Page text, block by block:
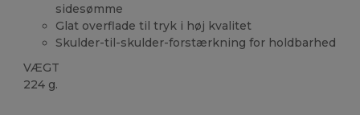
sidesømme
Glat overflade til tryk i høj kvalitet
Skulder-til-skulder-forstærkning for holdbarhed
VÆGT
224 g.